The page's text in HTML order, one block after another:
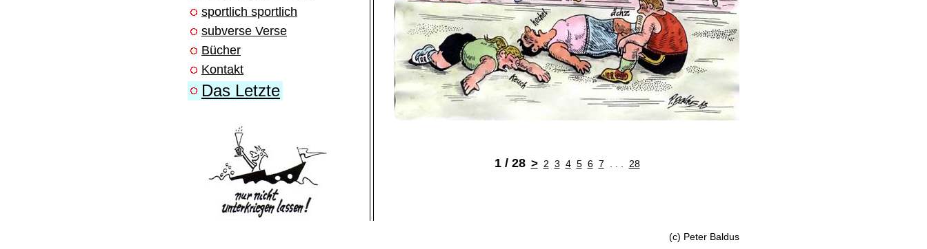
sportlich sportlich
subverse Verse
Bücher
Kontakt
Das Letzte
1 / 28 > 2 3 4 5 6 7 28
(c) Peter Baldus